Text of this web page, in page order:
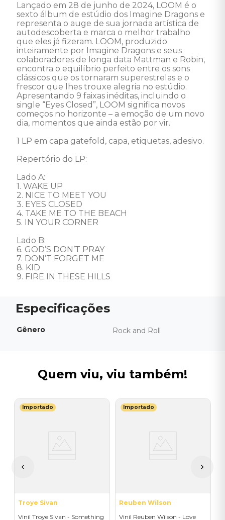
Lançado em 28 de junho de 2024, LOOM é o
sexto álbum de estúdio dos Imagine Dragons e
representa o auge de sua jornada artística de
autodescoberta e marca o melhor trabalho
que eles já fizeram. LOOM, produzido
inteiramente por Imagine Dragons e seus
colaboradores de longa data Mattman e Robin,
encontra o equilíbrio perfeito entre os sons
clássicos que os tornaram superestrelas e o
frescor que lhes trouxe alegria no estúdio.
Apresentando 9 faixas inéditas, incluindo o
single “Eyes Closed”, LOOM significa novos
começos no horizonte – a emoção de um novo
dia, momentos que ainda estão por vir.
1 LP em capa gatefold, capa, etiquetas, adesivo.
Repertório do LP:
Lado A:
1. WAKE UP
2. NICE TO MEET YOU
3. EYES CLOSED
4. TAKE ME TO THE BEACH
5. IN YOUR CORNER
Lado B:
6. GOD’S DON’T PRAY
7. DON’T FORGET ME
8. KID
9. FIRE IN THESE HILLS
Gênero Rock and Roll
Quem viu, viu também!
Importado
Troye Sivan
Vinil Troye Sivan - Something
Importado
Reuben Wilson
Vinil Reuben Wilson - Love